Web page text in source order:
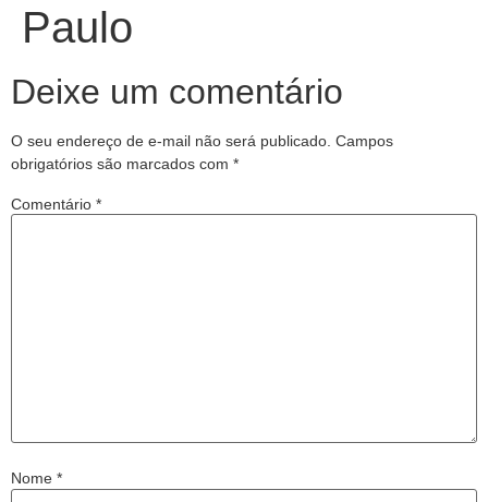
Paulo
Deixe um comentário
O seu endereço de e-mail não será publicado. Campos
obrigatórios são marcados com *
Comentário *
Nome *